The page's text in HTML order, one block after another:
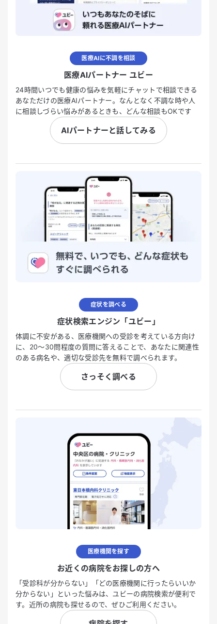
医療AIに不調を相談
医療AIパートナー ユビー
24時間いつでも健康の悩みを気軽にチャットで相談できる
あなただけの医療AIパートナー。なんとなく不調な時や人
に相談しづらい悩みがあるときも、どんな相談もOKです
AIパートナーと話してみる
症状を調べる
症状検索エンジン「ユビー」
体調に不安がある、医療機関への受診を考えている方向け
に、20〜30問程度の質問に答えることで、あなたに関連性
のある病名や、適切な受診先を無料で調べられます。
さっそく調べる
医療機関を探す
お近くの病院をお探しの方へ
「受診科が分からない」「どの医療機関に行ったらいいか
分からない」といった悩みは、ユビーの病院検索が便利で
す。近所の病院も探せるので、ぜひご利用ください。